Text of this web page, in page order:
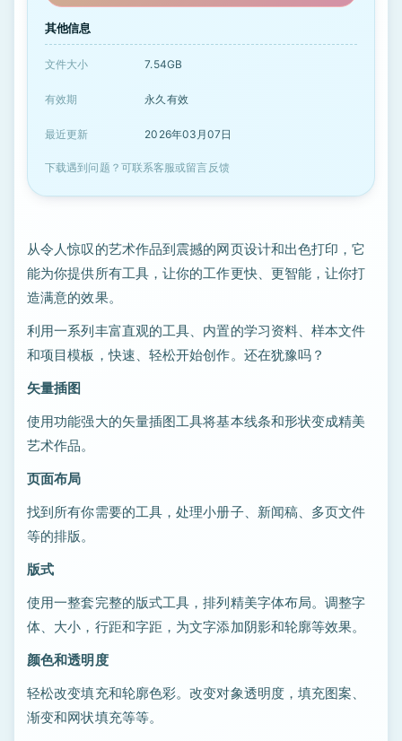
其他信息
文件大小 7.54GB
有效期 永久有效
最近更新 2026年03月07日
下载遇到问题？可联系客服或留言反馈
从令人惊叹的艺术作品到震撼的网页设计和出色打印，它
能为你提供所有工具，让你的工作更快、更智能，让你打
造满意的效果。
利用一系列丰富直观的工具、内置的学习资料、样本文件
和项目模板，快速、轻松开始创作。还在犹豫吗？
矢量插图
使用功能强大的矢量插图工具将基本线条和形状变成精美
艺术作品。
页面布局
找到所有你需要的工具，处理小册子、新闻稿、多页文件
等的排版。
版式
使用一整套完整的版式工具，排列精美字体布局。调整字
体、大小，行距和字距，为文字添加阴影和轮廓等效果。
颜色和透明度
轻松改变填充和轮廓色彩。改变对象透明度，填充图案、
渐变和网状填充等等。